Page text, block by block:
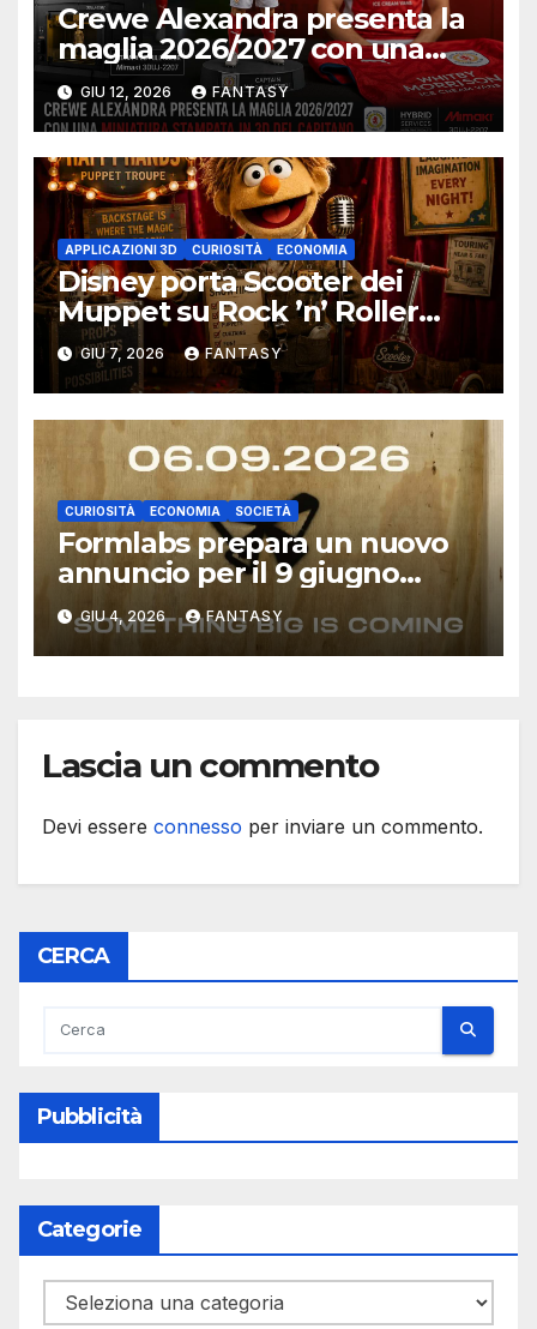
Crewe Alexandra presenta la
maglia 2026/2027 con una
miniatura 3D del capitano
GIU 12, 2026 FANTASY
APPLICAZIONI 3D CURIOSITÀ ECONOMIA
Disney porta Scooter dei
Muppet su Rock ’n’ Roller
Coaster con una scocca
stampata in 3D
GIU 7, 2026 FANTASY
CURIOSITÀ ECONOMIA SOCIETÀ
Formlabs prepara un nuovo
annuncio per il 9 giugno
2026: il teaser parla di un
prodotto “big”
GIU 4, 2026 FANTASY
Lascia un commento
Devi essere connesso per inviare un commento.
CERCA
Pubblicità
Categorie
Categorie